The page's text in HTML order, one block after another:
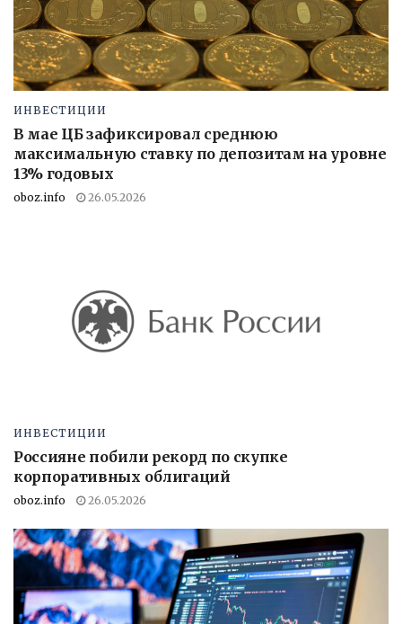
ИНВЕСТИЦИИ
В мае ЦБ зафиксировал среднюю
максимальную ставку по депозитам на уровне
13% годовых
oboz.info 26.05.2026
ИНВЕСТИЦИИ
Россияне побили рекорд по скупке
корпоративных облигаций
oboz.info 26.05.2026